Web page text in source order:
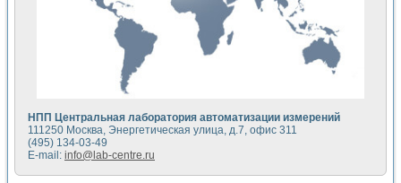
Автоматизированная установка по измерению временных
Автоматизированный лабораторный комплекс на базе
Визуализация моделирования и оптимизации тепловой
Виртуальный прибор для исследования функциональных
Исследование возможности создания экономичного
Исследование кинетики движения макрочастиц в
Метод прогнозирования свойств дисперсных продуктов
Недорогая система управления сверхпроводящим
Применение технологий NI в курсе экспериментальной
Расчет переноса аэрозоля и выпадения осадка в
НПП Центральная лаборатория автоматизации измерений
111250 Москва, Энергетическая улица, д.7, офис 311
(495) 134-03-49
E-mail: info@lab-centre.ru